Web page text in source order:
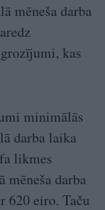
mēneša darba
kas
minimālās
darba laika
likmes
mēneša darba
620 eiro. Taču